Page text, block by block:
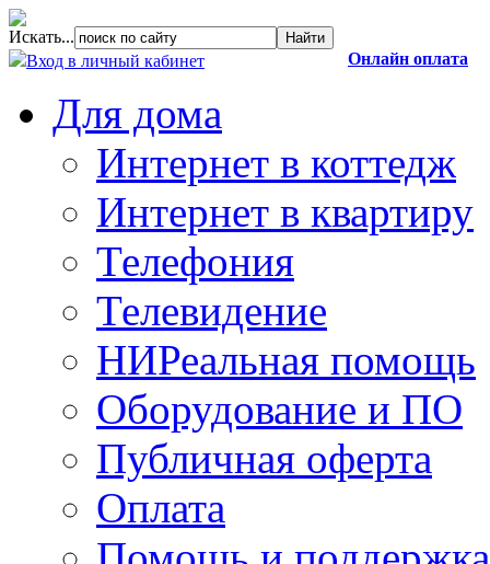
Искать...
Онлайн оплата
Вход в личный кабинет
Для дома
Интернет в коттедж
Интернет в квартиру
Телефония
Телевидение
НИРеальная помощь
Оборудование и ПО
Публичная оферта
Оплата